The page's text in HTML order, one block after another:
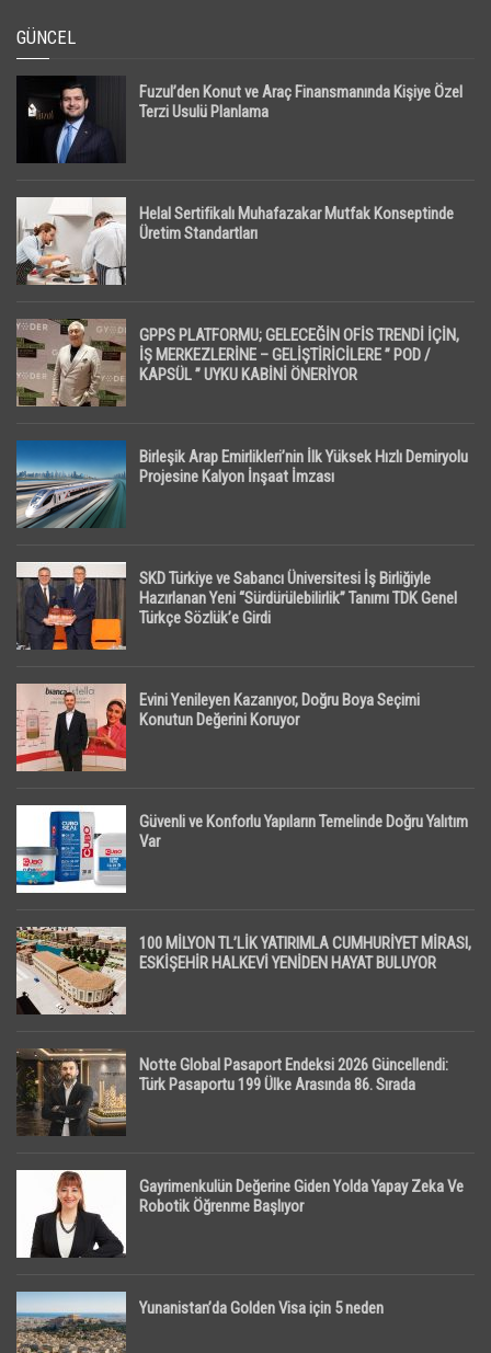
GÜNCEL
Fuzul’den Konut ve Araç Finansmanında Kişiye Özel
Terzi Usulü Planlama
Helal Sertifikalı Muhafazakar Mutfak Konseptinde
Üretim Standartları
GPPS PLATFORMU; GELECEĞİN OFİS TRENDİ İÇİN,
İŞ MERKEZLERİNE – GELİŞTİRİCİLERE ” POD /
KAPSÜL ” UYKU KABİNİ ÖNERİYOR
Birleşik Arap Emirlikleri’nin İlk Yüksek Hızlı Demiryolu
Projesine Kalyon İnşaat İmzası
SKD Türkiye ve Sabancı Üniversitesi İş Birliğiyle
Hazırlanan Yeni “Sürdürülebilirlik” Tanımı TDK Genel
Türkçe Sözlük’e Girdi
Evini Yenileyen Kazanıyor, Doğru Boya Seçimi
Konutun Değerini Koruyor
Güvenli ve Konforlu Yapıların Temelinde Doğru Yalıtım
Var
100 MİLYON TL’LİK YATIRIMLA CUMHURİYET MİRASI,
ESKİŞEHİR HALKEVİ YENİDEN HAYAT BULUYOR
Notte Global Pasaport Endeksi 2026 Güncellendi:
Türk Pasaportu 199 Ülke Arasında 86. Sırada
Gayrimenkulün Değerine Giden Yolda Yapay Zeka Ve
Robotik Öğrenme Başlıyor
Yunanistan’da Golden Visa için 5 neden